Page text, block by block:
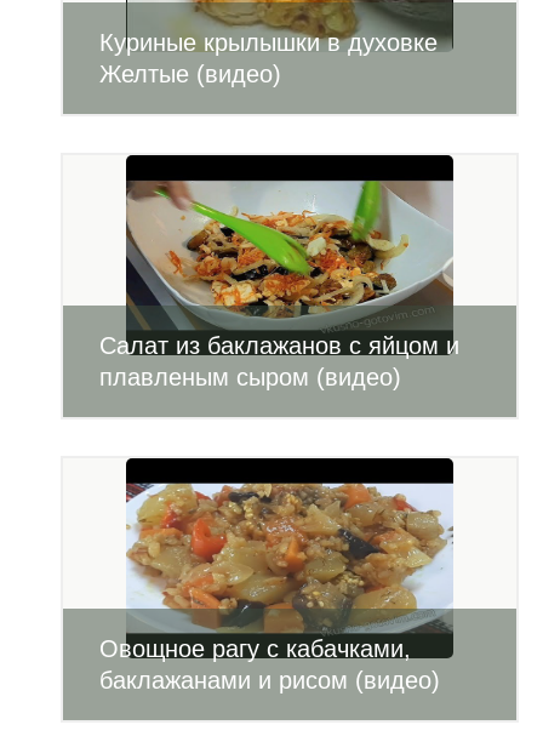
Куриные крылышки в духовке
Желтые (видео)
Салат из баклажанов с яйцом и
плавленым сыром (видео)
Овощное рагу с кабачками,
баклажанами и рисом (видео)